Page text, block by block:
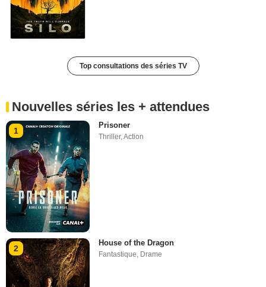
Top consultations des séries TV
Nouvelles séries les + attendues
1
Prisoner
Thriller,Action
2
House of the Dragon
Fantastique, Drame